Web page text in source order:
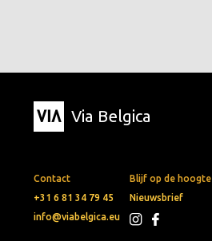
Via Belgica
Contact
+31 6 81 34 79 45
info@viabelgica.eu
Blijf op de hoogte
Nieuwsbrief